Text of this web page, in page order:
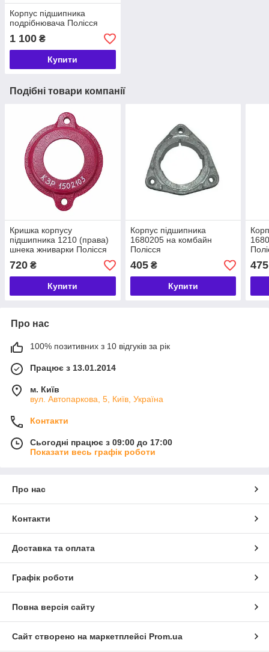
Корпус підшипника
подрібнювача Полісся
1 100 ₴
Купити
Подібні товари компанії
Кришка корпусу
підшипника 1210 (права)
шнека жниварки Полісся
720 ₴
Купити
Корпус підшипника
1680205 на комбайн
Полісся
405₴
Купити
475
Про нас
100% позитивних з 10 відгуків за рік
Працює з 13.01.2014
м. Київ
вул. Автопаркова, 5, Київ, Україна
Контакти
Сьогодні працює з 09:00 до 17:00
Показати весь графік роботи
Про нас
Контакти
Доставка та оплата
Графік роботи
Повна версія сайту
Сайт створено на маркетплейсі Prom.ua